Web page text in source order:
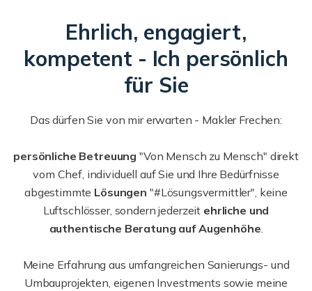
Ehrlich, engagiert,
kompetent - Ich persönlich
für Sie
Das dürfen Sie von mir erwarten - Makler Frechen:
persönliche Betreuung "Von Mensch zu Mensch" direkt
vom Chef, individuell auf Sie und Ihre Bedürfnisse
abgestimmte Lösungen "#Lösungsvermittler", keine
Luftschlösser, sondern jederzeit ehrliche und
authentische Beratung auf Augenhöhe.
Meine Erfahrung aus umfangreichen Sanierungs- und
Umbauprojekten, eigenen Investments sowie meine